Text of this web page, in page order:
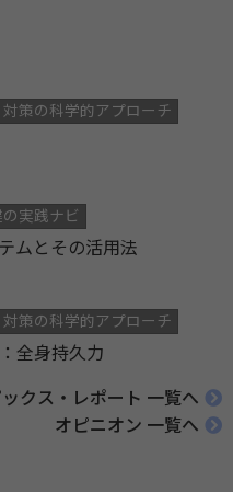
対策の科学的アプローチ
実践ナビ
ムとその活用法
対策の科学的アプローチ
全身持久力
ックス・レポート 一覧へ
オピニオン 一覧へ